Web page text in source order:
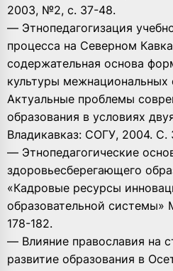
2003, №2, с. 37-48.
— Этнопедагогизация
процесса на Северном
содержательная основа
культуры
Актуальные проблемы
образования в условиях
Владикавказ: СОГУ, 2004. С.
— Этнопедагогические
здоровьесберегающего
«Кадровые ресурсы
образовательной
178-182.
— Влияние православия на
развитие образования в